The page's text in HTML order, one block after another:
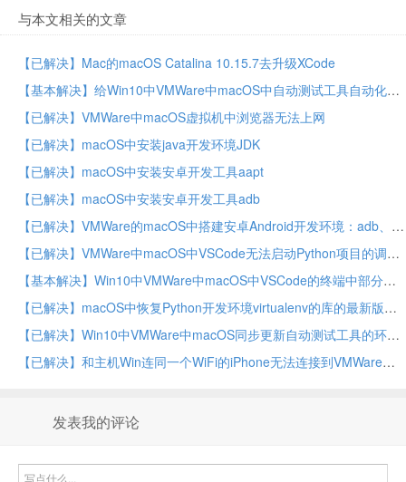
与本文相关的文章
【已解决】Mac的macOS Catalina 10.15.7去升级XCode
【基本解决】给Win10中VMWare中macOS中自动测试工具自动化测试安卓游戏开启代理功能
【已解决】VMWare中macOS虚拟机中浏览器无法上网
【已解决】macOS中安装java开发环境JDK
【已解决】macOS中安装安卓开发工具aapt
【已解决】macOS中安装安卓开发工具adb
【已解决】VMWare的macOS中搭建安卓Android开发环境：adb、aapt等工具
【已解决】VMWare中macOS中VSCode无法启动Python项目的调试
【基本解决】Win10中VMWare中macOS中VSCode的终端中部分字母如c或s不显示
【已解决】macOS中恢复Python开发环境virtualenv的库的最新版本
【已解决】Win10中VMWare中macOS同步更新自动测试工具的环境
【已解决】和主机Win连同一个WiFi的iPhone无法连接到VMWare中macOS虚拟机中mitmdump代理
发表我的评论